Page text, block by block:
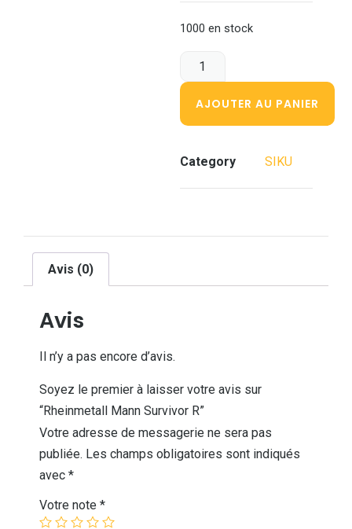
1000 en stock
AJOUTER AU PANIER
Category SIKU
Avis (0)
Avis
Il n’y a pas encore d’avis.
Soyez le premier à laisser votre avis sur
“Rheinmetall Mann Survivor R”
Votre adresse de messagerie ne sera pas
publiée. Les champs obligatoires sont indiqués
avec *
Votre note *